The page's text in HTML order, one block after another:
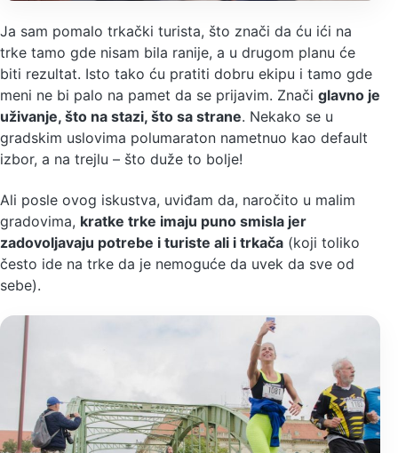
Ja sam pomalo trkački turista, što znači da ću ići na
trke tamo gde nisam bila ranije, a u drugom planu će
biti rezultat. Isto tako ću pratiti dobru ekipu i tamo gde
meni ne bi palo na pamet da se prijavim. Znači glavno je
uživanje, što na stazi, što sa strane. Nekako se u
gradskim uslovima polumaraton nametnuo kao default
izbor, a na trejlu – što duže to bolje!
Ali posle ovog iskustva, uviđam da, naročito u malim
gradovima, kratke trke imaju puno smisla jer
zadovoljavaju potrebe i turiste ali i trkača (koji toliko
često ide na trke da je nemoguće da uvek da sve od
sebe).